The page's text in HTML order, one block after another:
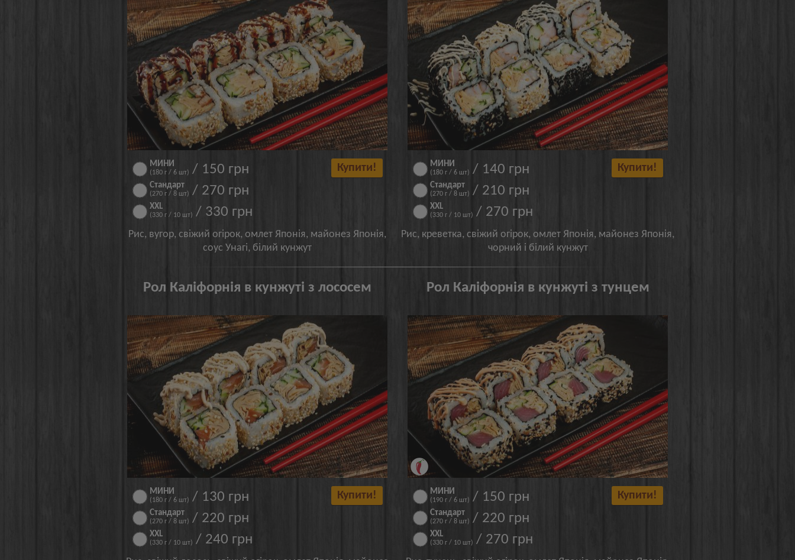
МИНИ
(180 г / 6 шт) / 150 грн
Стандарт
(270 г / 8 шт) / 270 грн
XXL
(330 г / 10 шт) / 330 грн
Купити!
Рис, вугор, свіжий огірок, омлет Японія, майонез Японія,
соус Унагі, білий кунжут
МИНИ
(180 г / 6 шт) / 140 грн
Стандарт
(270 г / 8 шт) / 210 грн
XXL
(330 г / 10 шт) / 270 грн
Купити!
Рис, креветка, свіжий огірок, омлет Японія, майонез Японія,
чорний і білий кунжут
Рол Каліфорнія в кунжуті з лососем
МИНИ
(180 г / 6 шт) / 130 грн
Стандарт
(270 г / 8 шт) / 220 грн
XXL
(330 г / 10 шт) / 240 грн
Купити!
Рол Каліфорнія в кунжуті з тунцем
МИНИ
(190 г / 6 шт) / 150 грн
Стандарт
(270 г / 8 шт) / 220 грн
XXL
(330 г / 10 шт) / 270 грн
Купити!